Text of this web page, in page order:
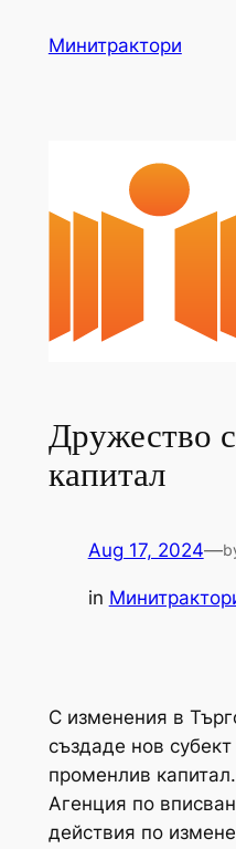
Минитрактори
Дружество
капитал
Aug 17, 2024—
in
С изменения в
създаде нов
променлив
Агенция по
действия по